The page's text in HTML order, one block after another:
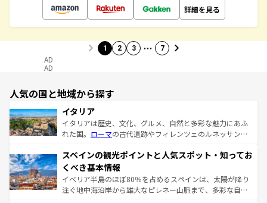
詳細を見る
1 2 3 … 7
AD
AD
人気の国と地域から探す
イタリア
イタリアは歴史、文化、グルメ、自然と多彩な魅力にあふ
れた国。 ローマの古代遺跡やフィレンツェのルネッサンス
ろん、トスカーナの美しい田園風景やアマルフィ海岸の絶
景など、自然景観も見逃せない。観光の合間には、本場の
ピザやパスタなど、絶品のイタリア料理を堪能することも
できる。朝目覚めてから夜眠るまで、すべての瞬間を楽し
スペインの観光ポイントと人気スポット・知ってお
くべき基本情報
イベリア半島のほぼ80％を占めるスペインは、太陽が降り
注ぐ地中海沿岸から雄大なピレネー山脈まで、多彩な自然